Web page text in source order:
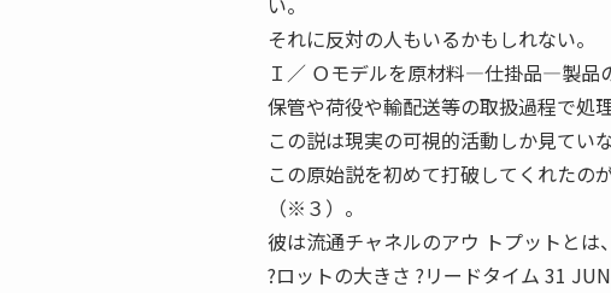
それに反対の人もいるかもしれない。
Ｉ／ Ｏモデルを原材料―仕掛品―製品
保管や荷役や輸配送等の取扱過程で処
この説は現実の可視的活動しか見てい
この原始説を初めて打破してくれたの
（※３）。
彼は流通チャネルのアウ トプットとは
?ロットの大きさ ?リードタイム 31